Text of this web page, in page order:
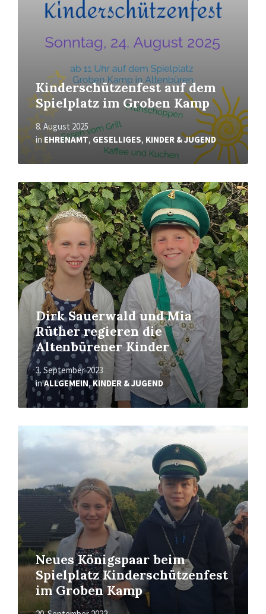
Kinderschützenfest auf dem
Spielplatz im Groben Kamp
8. August 2025
in EHRENAMT, GESELLIGES, KINDER & JUGEND
Dirk Sauerwald und Mia
Rüther regieren die
Altenbürener Kinder
3. September 2023
inALLGEMEIN,KINDER & JUGEND
Mehr
erfahren
Neues Königspaar beim
Spielplatz Kinderschützenfest
im Groben Kamp
Mehr
erfahren